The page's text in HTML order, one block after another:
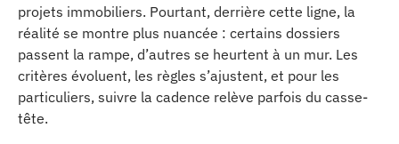
projets immobiliers. Pourtant, derrière cette ligne, la
réalité se montre plus nuancée : certains dossiers
passent la rampe, d’autres se heurtent à un mur. Les
critères évoluent, les règles s’ajustent, et pour les
particuliers, suivre la cadence relève parfois du casse-
tête.